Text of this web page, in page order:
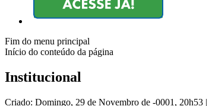
Fim do menu principal
Início do conteúdo da página
Institucional
Criado: Domingo, 29 de Novembro de -0001, 20h53 |